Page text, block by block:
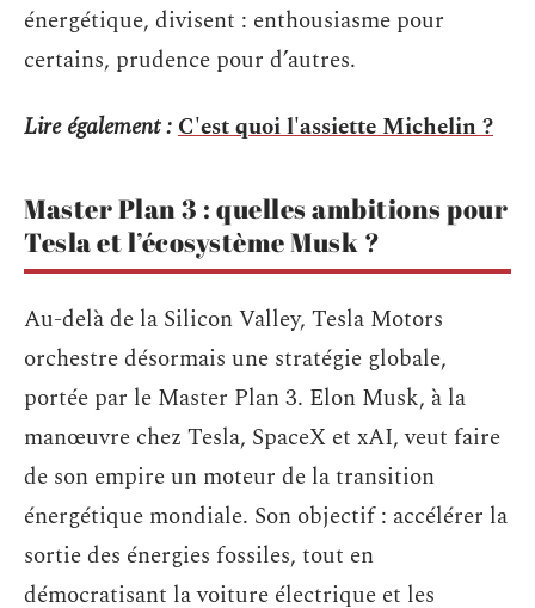
énergétique, divisent : enthousiasme pour
certains, prudence pour d’autres.
Lire également :C'est quoi l'assiette Michelin ?
Master Plan 3 : quelles ambitions pour
Tesla et l’écosystème Musk ?
Au-delà de la Silicon Valley, Tesla Motors
orchestre désormais une stratégie globale,
portée par le Master Plan 3. Elon Musk, à la
manœuvre chez Tesla, SpaceX et xAI, veut faire
de son empire un moteur de la transition
énergétique mondiale. Son objectif : accélérer la
sortie des énergies fossiles, tout en
démocratisant la voiture électrique et les